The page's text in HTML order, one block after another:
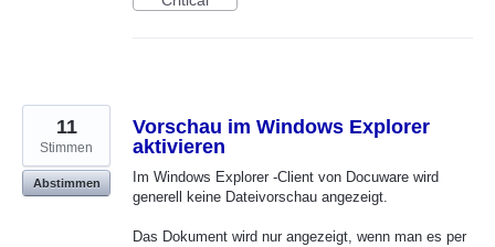
Vorschau im Windows Explorer
aktivieren
Im Windows Explorer -Client von Docuware wird
generell keine Dateivorschau angezeigt.
Das Dokument wird nur angezeigt, wenn man es per
11
Stimmen
Abstimmen